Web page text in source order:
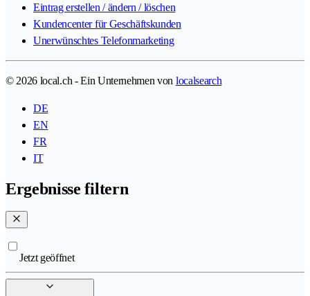
Eintrag erstellen / ändern / löschen
Kundencenter für Geschäftskunden
Unerwünschtes Telefonmarketing
© 2026 local.ch - Ein Unternehmen von localsearch
DE
EN
FR
IT
Ergebnisse filtern
Jetzt geöffnet